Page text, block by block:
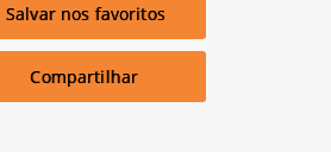
Salvar nos favoritos
Compartilhar